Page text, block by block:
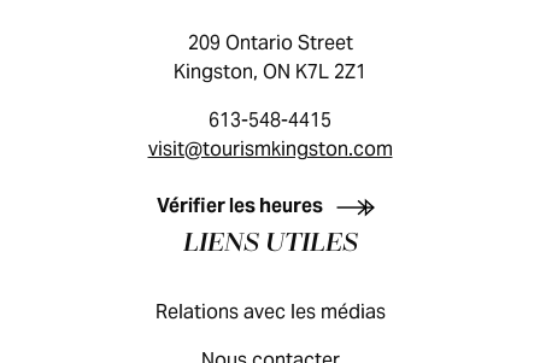
GUIDE DES VISITEURS
209 Ontario Street
Kingston, ON K7L 2Z1
613-548-4415
visit@tourismkingston.com
Vérifier les heures
LIENS UTILES
Relations avec les médias